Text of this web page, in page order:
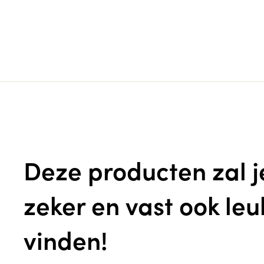
Deze producten zal
zeker en vast ook
vinden!